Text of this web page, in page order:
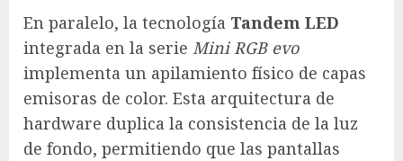
En paralelo, la tecnología Tandem LED
integrada en la serie Mini RGB evo
implementa un apilamiento físico de capas
emisoras de color. Esta arquitectura de
hardware duplica la consistencia de la luz
de fondo, permitiendo que las pantallas